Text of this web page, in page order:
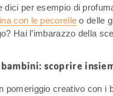
dici per esempio di
con le pecorelle o delle
Hai l’imbarazzo della
scoprire
pomeriggio creativo con i